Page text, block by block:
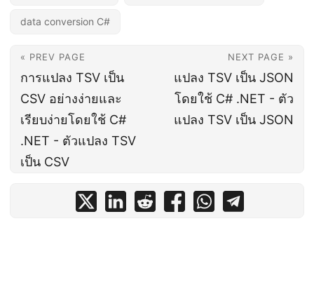
data conversion C#
« PREV PAGE
การแปลง TSV เป็น
CSV อย่างง่ายและ
เรียบง่ายโดยใช้ C#
.NET - ตัวแปลง TSV
เป็น CSV
NEXT PAGE »
แปลง TSV เป็น JSON
โดยใช้ C# .NET - ตัว
แปลง TSV เป็น JSON